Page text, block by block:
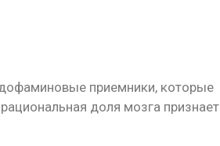
приемники, которые
доля мозга признает